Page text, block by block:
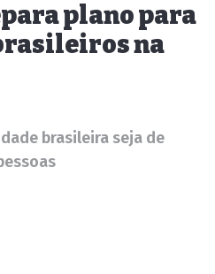
plano para
na
brasileira seja de